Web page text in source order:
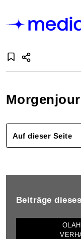
Auf dieser Seite
Beiträge